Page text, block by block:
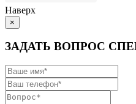
Наверх
×
ЗАДАТЬ ВОПРОС